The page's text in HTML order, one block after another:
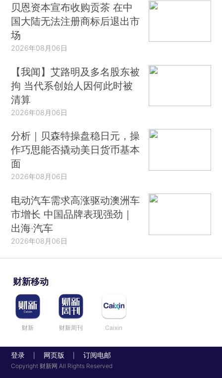
贝恩资本宣布收购贡茶 在中
国大陆无法注册商标后退出市
场
2026年08月06日
【我闻】艾路明及多名股东被
拘 当代系创始人因何此时被
清算
2026年08月06日
分析｜贝森特操盘稳日元，操
作巧思能否撬动美日货币基本
面
2026年08月06日
电动汽车需求高涨驱动澳洲车
市增长 中国品牌表现强劲｜
出海·汽车
2026年08月06日
财新移动
财新 财新周刊 Caixin
登录 网页版 订阅电邮
Copyright 财新网 All Rights Reserved